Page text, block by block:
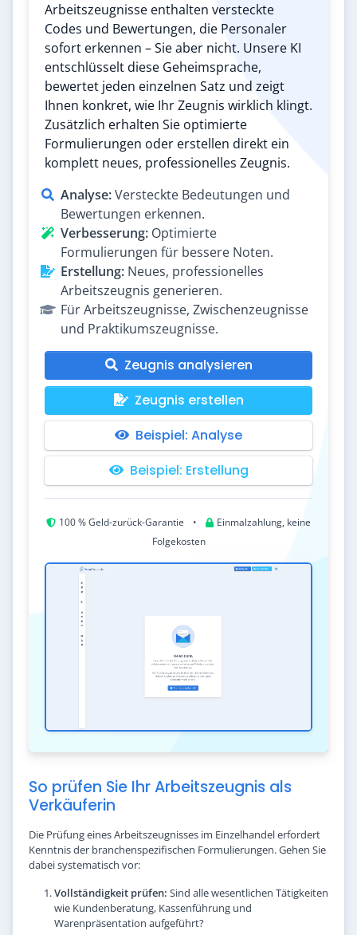
Arbeitszeugnisse enthalten versteckte
Codes und Bewertungen, die Personaler
sofort erkennen – Sie aber nicht. Unsere KI
entschlüsselt diese Geheimsprache,
bewertet jeden einzelnen Satz und zeigt
Ihnen konkret, wie Ihr Zeugnis wirklich klingt.
Zusätzlich erhalten Sie optimierte
Formulierungen oder erstellen direkt ein
komplett neues, professionelles Zeugnis.
Analyse:Versteckte Bedeutungen und
Bewertungen erkennen.
Verbesserung: Optimierte
Formulierungen für bessere Noten.
Erstellung: Neues, professionelles
Arbeitszeugnis generieren.
Für Arbeitszeugnisse, Zwischenzeugnisse
und Praktikumszeugnisse.
Zeugnis analysieren
Zeugnis erstellen
Beispiel: Analyse
Beispiel: Erstellung
100 % Geld-zurück-Garantie •
Einmalzahlung, keine
Folgekosten
So prüfen Sie Ihr Arbeitszeugnis als
Verkäuferin
Die Prüfung eines Arbeitszeugnisses im Einzelhandel erfordert
Kenntnis der branchenspezifischen Formulierungen. Gehen Sie
dabei systematisch vor:
Vollständigkeit prüfen: Sind alle wesentlichen Tätigkeiten
wie Kundenberatung, Kassenführung und
Warenpräsentation aufgeführt?